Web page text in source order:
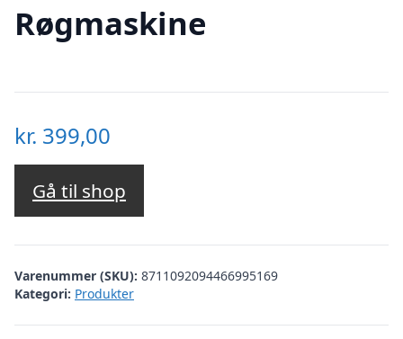
Røgmaskine
kr. 399,00
Gå til shop
Varenummer (SKU): 8711092094466995169
Kategori: Produkter